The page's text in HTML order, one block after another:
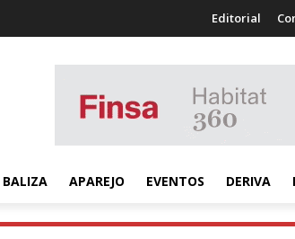
Editorial
BALIZA APAREJO EVENTOS DERIVA